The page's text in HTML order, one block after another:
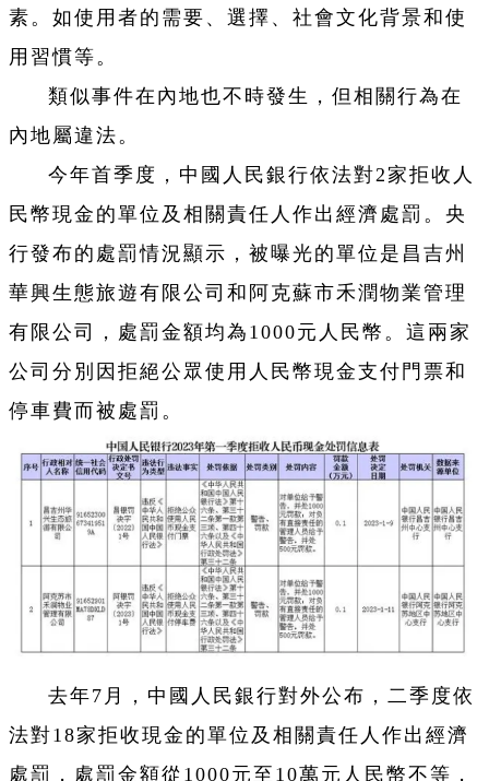
素。如使用者的需要、選擇、社會文化背景和使
用習慣等。
類似事件在內地也不時發生，但相關行為在
內地屬違法。
今年首季度，中國人民銀行依法對2家拒收人
民幣現金的單位及相關責任人作出經濟處罰。央
行發布的處罰情況顯示，被曝光的單位是昌吉州
華興生態旅遊有限公司和阿克蘇市禾潤物業管理
有限公司，處罰金額均為1000元人民幣。這兩家
公司分別因拒絕公眾使用人民幣現金支付門票和
停車費而被處罰。
去年7月，中國人民銀行對外公布，二季度依
法對18家拒收現金的單位及相關責任人作出經濟
處罰，處罰金額從1000元至10萬元人民幣不等，